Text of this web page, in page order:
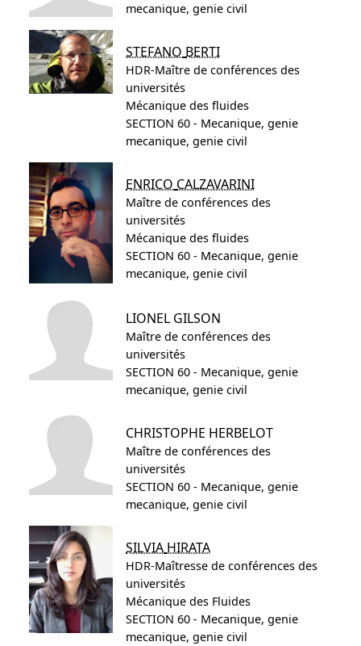
mecanique, genie civil
STEFANO BERTI
HDR-Maître de conférences des
universités
Mécanique des fluides
SECTION 60 - Mecanique, genie
mecanique, genie civil
ENRICO CALZAVARINI
Maître de conférences des
universités
Mécanique des fluides
SECTION 60 - Mecanique, genie
mecanique, genie civil
LIONEL GILSON
Maître de conférences des
universités
SECTION 60 - Mecanique, genie
mecanique, genie civil
CHRISTOPHE HERBELOT
Maître de conférences des
universités
SECTION 60 - Mecanique, genie
mecanique, genie civil
SILVIA HIRATA
HDR-Maîtresse de conférences des
universités
Mécanique des Fluides
SECTION 60 - Mecanique, genie
mecanique, genie civil